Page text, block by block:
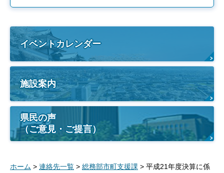
イベントカレンダー
施設案内
県民の声
（ご意見・ご提言）
ホーム > 連絡先一覧 > 総務部市町支援課 > 平成21年度決算に係